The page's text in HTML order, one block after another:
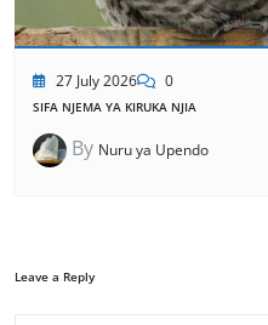
27 July 2026 0
SIFA NJEMA YA KIRUKA NJIA
By Nuru ya Upendo
Leave a Reply